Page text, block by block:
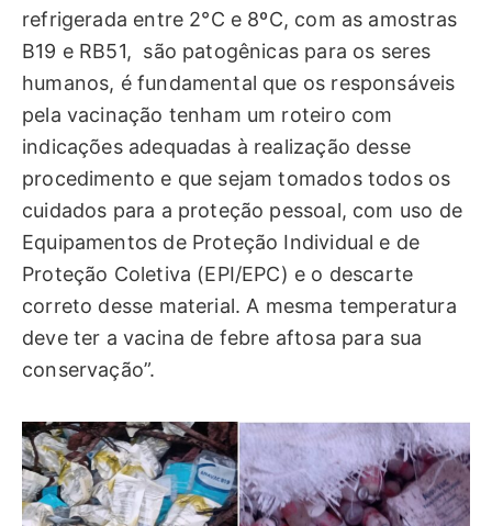
refrigerada entre 2°C e 8ºC, com as amostras
B19 e RB51, são patogênicas para os seres
humanos, é fundamental que os responsáveis
pela vacinação tenham um roteiro com
indicações adequadas à realização desse
procedimento e que sejam tomados todos os
cuidados para a proteção pessoal, com uso de
Equipamentos de Proteção Individual e de
Proteção Coletiva (EPI/EPC) e o descarte
correto desse material. A mesma temperatura
deve ter a vacina de febre aftosa para sua
conservação”.